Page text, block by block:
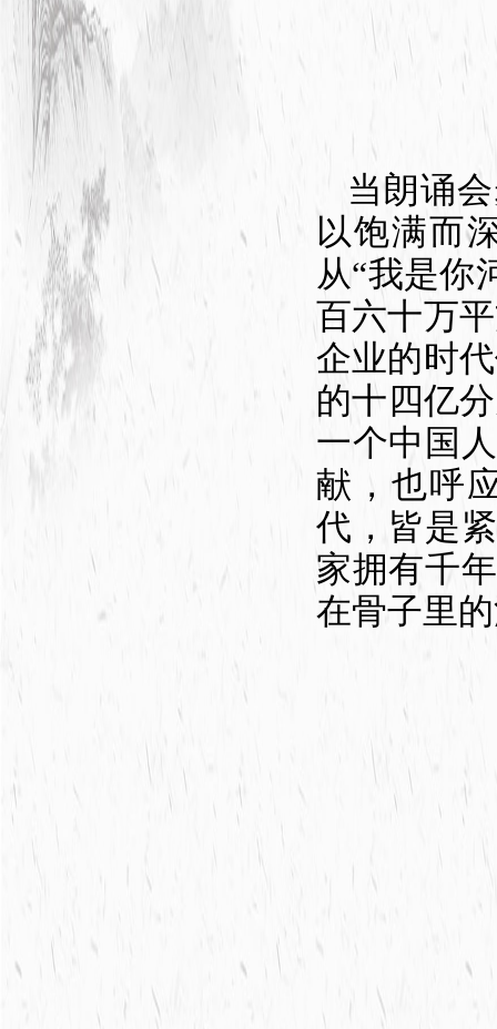
当朗诵
以饱满而
从“我是你
百六十万
企业的时
的十四亿
一个中国
献，也呼
代，皆是
家拥有千
在骨子里